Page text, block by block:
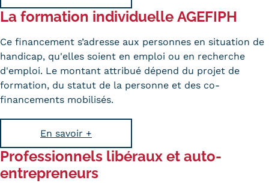
La formation individuelle AGEFIPH
Ce financement s’adresse aux personnes en situation de
handicap, qu'elles soient en emploi ou en recherche
d'emploi. Le montant attribué dépend du projet de
formation, du statut de la personne et des co-
financements mobilisés.
En savoir +
Professionnels libéraux et auto-
entrepreneurs